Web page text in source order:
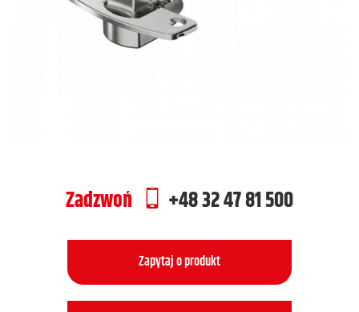
Zadzwoń +48 32 47 81 500
Zapytaj o produkt